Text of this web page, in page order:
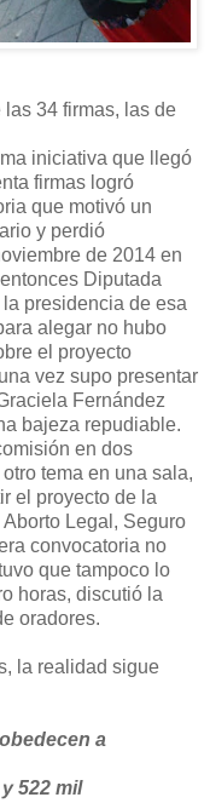
34 firmas, las de
iniciativa que llegó
firmas logró
que motivó un
y perdió
de 2014 en
Diputada
presidencia de esa
alegar no hubo
el proyecto
vez supo presentar
Fernández
bajeza repudiable.
en dos
tema en una sala,
el proyecto de la
Legal, Seguro
convocatoria no
que tampoco lo
horas, discutió la
oradores.
la realidad sigue
a
522 mil